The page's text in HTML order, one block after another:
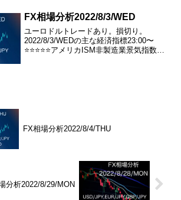
FX相場分析2022/8/3/WED
ユーロドルトレードあり。損切り。
2022/8/3/WEDの主な経済指標23:00〜
⭐️⭐️⭐️⭐️⭐️アメリカISM非製造業景気指数
FX相場分析2022/8/4/THU
分析2022/8/29/MON